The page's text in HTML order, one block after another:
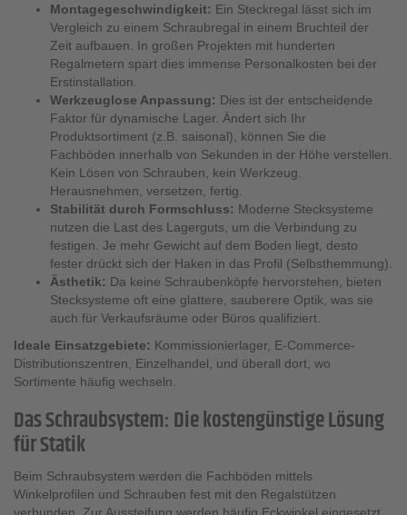
Montagegeschwindigkeit: Ein Steckregal lässt sich im
Vergleich zu einem Schraubregal in einem Bruchteil der
Zeit aufbauen. In großen Projekten mit hunderten
Regalmetern spart dies immense Personalkosten bei der
Erstinstallation.
Werkzeuglose Anpassung: Dies ist der entscheidende
Faktor für dynamische Lager. Ändert sich Ihr
Produktsortiment (z.B. saisonal), können Sie die
Fachböden innerhalb von Sekunden in der Höhe verstellen.
Kein Lösen von Schrauben, kein Werkzeug.
Herausnehmen, versetzen, fertig.
Stabilität durch Formschluss: Moderne Stecksysteme
nutzen die Last des Lagerguts, um die Verbindung zu
festigen. Je mehr Gewicht auf dem Boden liegt, desto
fester drückt sich der Haken in das Profil (Selbsthemmung).
Ästhetik: Da keine Schraubenköpfe hervorstehen, bieten
Stecksysteme oft eine glattere, sauberere Optik, was sie
auch für Verkaufsräume oder Büros qualifiziert.
Ideale Einsatzgebiete: Kommissionierlager, E-Commerce-
Distributionszentren, Einzelhandel, und überall dort, wo
Sortimente häufig wechseln.
Das Schraubsystem: Die kostengünstige Lösung
für Statik
Beim Schraubsystem werden die Fachböden mittels
Winkelprofilen und Schrauben fest mit den Regalstützen
verbunden. Zur Aussteifung werden häufig Eckwinkel eingesetzt.